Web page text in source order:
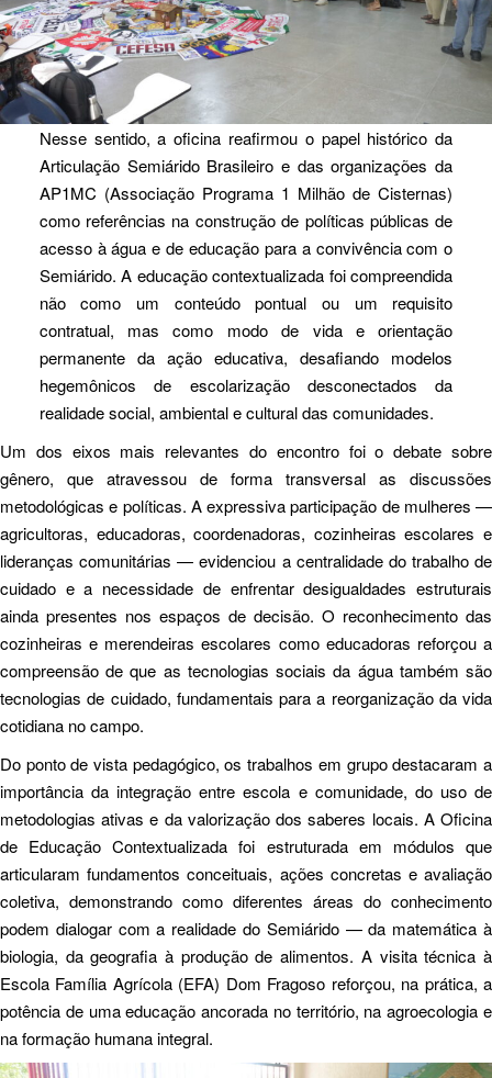
Nesse sentido, a oficina reafirmou o papel histórico da
Articulação Semiárido Brasileiro e das organizações da
AP1MC (Associação Programa 1 Milhão de Cisternas)
como referências na construção de políticas públicas de
acesso à água e de educação para a convivência com o
Semiárido. A educação contextualizada foi compreendida
não como um conteúdo pontual ou um requisito
contratual, mas como modo de vida e orientação
permanente da ação educativa, desafiando modelos
hegemônicos de escolarização desconectados da
realidade social, ambiental e cultural das comunidades.
Um dos eixos mais relevantes do encontro foi o debate sobre
gênero, que atravessou de forma transversal as discussões
metodológicas e políticas. A expressiva participação de mulheres —
agricultoras, educadoras, coordenadoras, cozinheiras escolares e
lideranças comunitárias — evidenciou a centralidade do trabalho de
cuidado e a necessidade de enfrentar desigualdades estruturais
ainda presentes nos espaços de decisão. O reconhecimento das
cozinheiras e merendeiras escolares como educadoras reforçou a
compreensão de que as tecnologias sociais da água também são
tecnologias de cuidado, fundamentais para a reorganização da vida
cotidiana no campo.
Do ponto de vista pedagógico, os trabalhos em grupo destacaram a
importância da integração entre escola e comunidade, do uso de
metodologias ativas e da valorização dos saberes locais. A Oficina
de Educação Contextualizada foi estruturada em módulos que
articularam fundamentos conceituais, ações concretas e avaliação
coletiva, demonstrando como diferentes áreas do conhecimento
podem dialogar com a realidade do Semiárido — da matemática à
biologia, da geografia à produção de alimentos. A visita técnica à
Escola Família Agrícola (EFA) Dom Fragoso reforçou, na prática, a
potência de uma educação ancorada no território, na agroecologia e
na formação humana integral.